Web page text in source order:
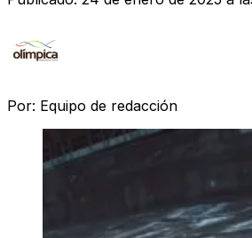
Por: Equipo de redacción